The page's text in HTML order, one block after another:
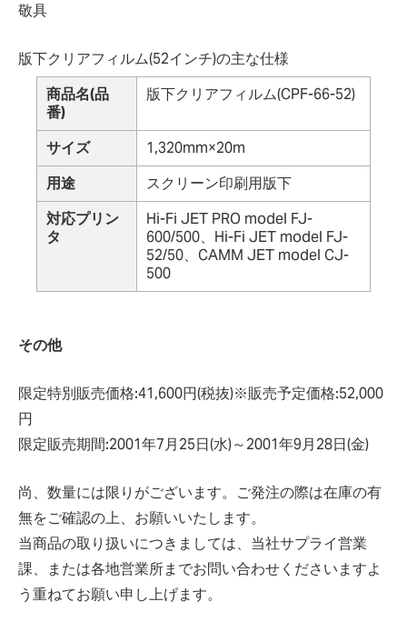
敬具
版下クリアフィルム(52インチ)の主な仕様
商品名(品
番)
版下クリアフィルム(CPF-66-52)
サイズ
1,320mm×20m
用途
スクリーン印刷用版下
対応プリン
タ
Hi-Fi JET PRO model FJ-
600/500、Hi-Fi JET model FJ-
52/50、CAMM JET model CJ-
500
その他
限定特別販売価格:41,600円(税抜)※販売予定価格:52,000
円
限定販売期間:2001年7月25日(水)～2001年9月28日(金)
尚、数量には限りがございます。ご発注の際は在庫の有
無をご確認の上、お願いいたします。
当商品の取り扱いにつきましては、当社サプライ営業
課、または各地営業所までお問い合わせくださいますよ
う重ねてお願い申し上げます。